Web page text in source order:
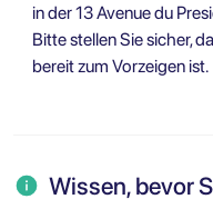
in der 13 Avenue du
Bitte stellen Sie sicher,
bereit zum Vorzeigen ist.
Wissen, bevor